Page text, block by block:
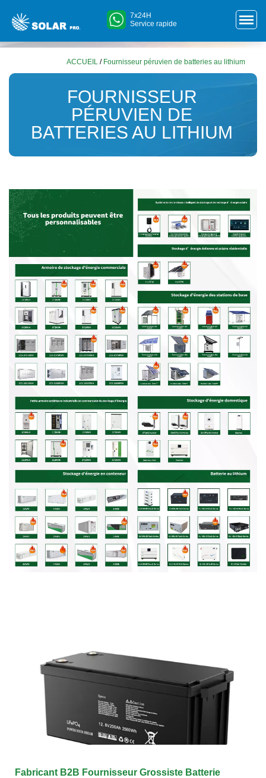
7x24H
Service rapide
ACCUEIL / Fournisseur péruvien de batteries au lithium
FOURNISSEUR
PÉRUVIEN DE
BATTERIES AU LITHIUM
Fabricant B2B Fournisseur Grossiste Batterie